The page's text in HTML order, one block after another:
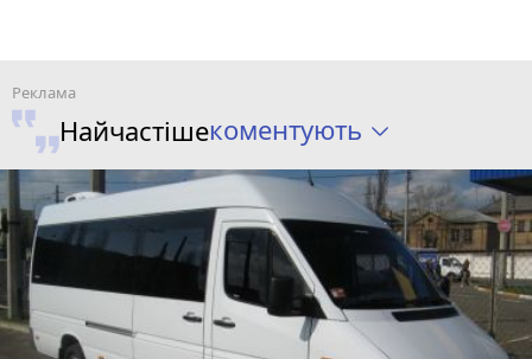
Найчастішекоментують